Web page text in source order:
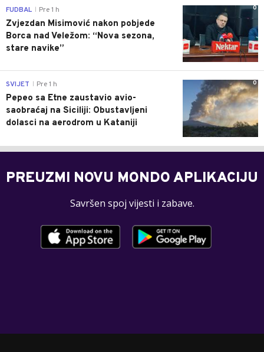
0
FUDBAL Pre 1 h
Zvjezdan Misimović nakon pobjede
Borca nad Veležom: “Nova sezona,
stare navike”
0
SVIJET Pre 1 h
Pepeo sa Etne zaustavio avio-
saobraćaj na Siciliji: Obustavljeni
dolasci na aerodrom u Kataniji
PREUZMI NOVU MONDO APLIKACIJU
Savršen spoj vijesti i zabave.